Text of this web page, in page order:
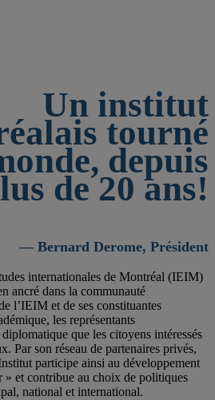
Un institut
tourné
depuis
de 20 ans!
— Bernard Derome, Président
internationales de Montréal (IEIM)
ancré dans la communauté
l’IEIM et de ses constituantes
les représentants
que les citoyens intéressés
Par son réseau de partenaires privés,
participe ainsi au développement
» et contribue au choix de politiques
national et international.